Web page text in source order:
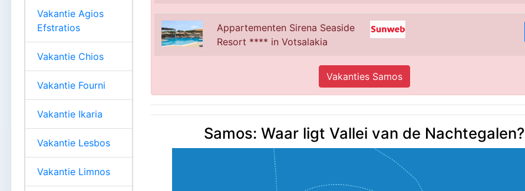
Appartementen Sirena Seaside
Resort **** in Votsalakia
Vakanties Samos
Samos: Waar ligt Vallei van de Nachtegalen?
Vakantie Agios
Efstratios
Vakantie Chios
Vakantie Fourni
Vakantie Ikaria
Vakantie Lesbos
Vakantie Limnos